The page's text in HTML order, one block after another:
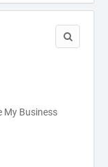
My Business